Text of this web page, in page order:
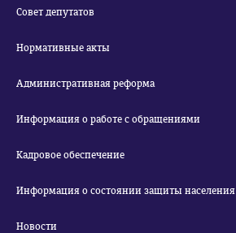
Совет депутатов
Нормативные акты
Административная реформа
Информация о работе с обращениями
Кадровое обеспечение
Информация о состоянии защиты населения
Новости